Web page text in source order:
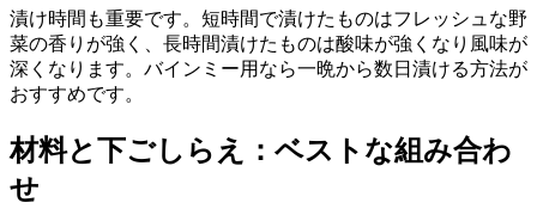
漬け時間も重要です。短時間で漬けたものはフレッシュな野
菜の香りが強く、長時間漬けたものは酸味が強くなり風味が
深くなります。バインミー用なら一晩から数日漬ける方法が
おすすめです。
材料と下ごしらえ：ベストな組み合わ
せ